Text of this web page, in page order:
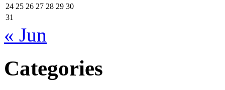
24 25 26 27 28 29 30
31
« Jun
Categories